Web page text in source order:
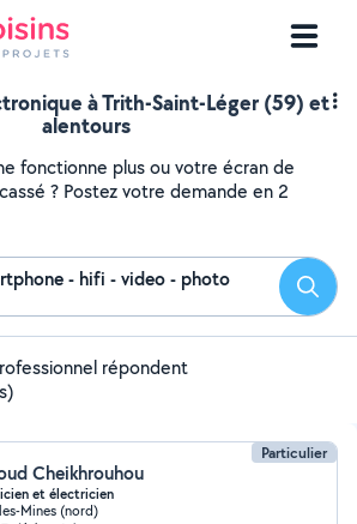
à Trith-Saint-Léger (59) et
alentours
fonctionne plus ou votre écran de
? Postez votre demande en 2
- hifi - video - photo
répondent
Particulier
Cheikhrouhou
et électricien
Mines (nord)